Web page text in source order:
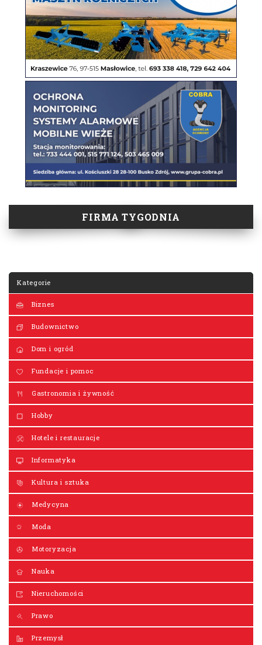
FIRMA TYGODNIA
Kategorie
Biznes
Budownictwo
Dom i ogród
Fundacje i pomoc
Gastronomia i żywność
Hobby
Hotele i restauracje
Informatyka
Kultura i sztuka
Medycyna
Moda
Motoryzacja
Nauka
Nieruchomości
Prawo
Przemysł